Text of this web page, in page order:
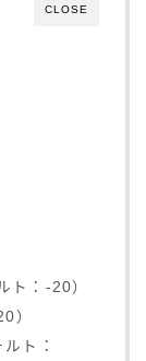
CLOSE
ト：-20）
）
ト：